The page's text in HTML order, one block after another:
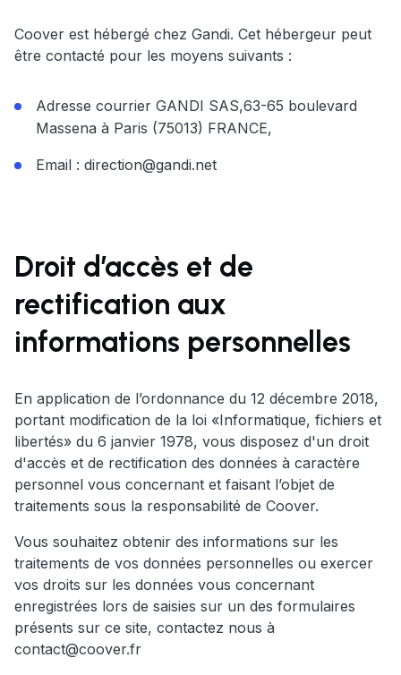
Coover est hébergé chez Gandi. Cet hébergeur peut
être contacté pour les moyens suivants :
Adresse courrier GANDI SAS,63-65 boulevard
Massena à Paris (75013) FRANCE,
Email : direction@gandi.net
Droit d’accès et de
rectification aux
informations personnelles
En application de l’ordonnance du 12 décembre 2018,
portant modification de la loi «Informatique, fichiers et
libertés» du 6 janvier 1978, vous disposez d'un droit
d'accès et de rectification des données à caractère
personnel vous concernant et faisant l’objet de
traitements sous la responsabilité de Coover.
Vous souhaitez obtenir des informations sur les
traitements de vos données personnelles ou exercer
vos droits sur les données vous concernant
enregistrées lors de saisies sur un des formulaires
présents sur ce site, contactez nous à
contact@coover.fr